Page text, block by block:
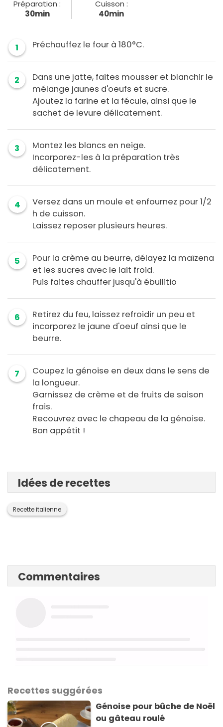
Préparation :
30min
Cuisson :
40min
1 Préchauffez le four à 180°C.
2
Dans une jatte, faites mousser et blanchir le
mélange jaunes d'oeufs et sucre.
Ajoutez la farine et la fécule, ainsi que le
sachet de levure délicatement.
3
Montez les blancs en neige.
Incorporez-les à la préparation très
délicatement.
4
Versez dans un moule et enfournez pour 1/2
h de cuisson.
Laissez reposer plusieurs heures.
5
Pour la crème au beurre, délayez la maïzena
et les sucres avec le lait froid.
Puis faites chauffer jusqu'à ébullitio
6
Retirez du feu, laissez refroidir un peu et
incorporez le jaune d'oeuf ainsi que le
beurre.
7
Coupez la génoise en deux dans le sens de
la longueur.
Garnissez de crème et de fruits de saison
frais.
Recouvrez avec le chapeau de la génoise.
Bon appétit !
Idées de recettes
Recette italienne
Commentaires
Recettes suggérées
Génoise pour bûche de Noël
ou gâteau roulé